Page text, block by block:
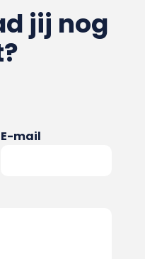
jij nog
E-mail